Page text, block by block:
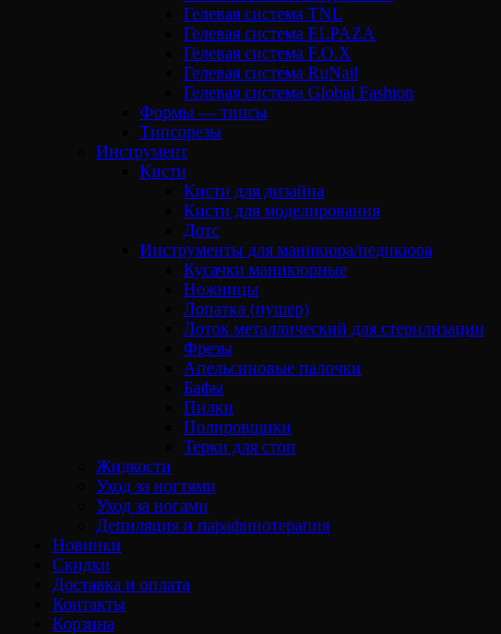
Гелевая система TNL
Гелевая система ELPAZA
Гелевая система F.O.X
Гелевая система RuNail
Гелевая система Global Fashion
Формы — типсы
Типсорезы
Инструмент
Кисти
Кисти для дизайна
Кисти для моделирования
Дотс
Инструменты для маникюра/педикюра
Кусачки маникюрные
Ножницы
Лопатка (пушер)
Лоток металлический для стерилизации
Фрезы
Апельсиновые палочки
Бафы
Пилки
Полировщики
Терки для стоп
Жидкости
Уход за ногтями
Уход за ногами
Депиляция и парафинотерапия
Новинки
Скидки
Доставка и оплата
Контакты
Корзина